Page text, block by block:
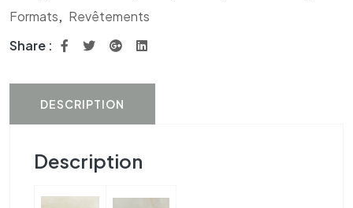
Formats, Revêtements
Share :
DESCRIPTION
Description